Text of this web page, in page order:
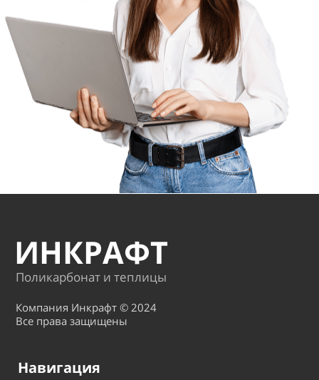
ИНКРАФТ
Поликарбонат и теплицы
Компания Инкрафт © 2024
Все права защищены
Навигация